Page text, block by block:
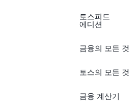
토스피드
에디션
금융의 모든 것
토스의 모든 것
금융 계산기